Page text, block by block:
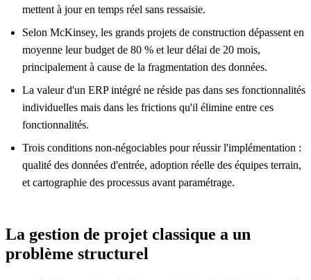
mettent à jour en temps réel sans ressaisie.
Selon McKinsey, les grands projets de construction dépassent en
moyenne leur budget de 80 % et leur délai de 20 mois,
principalement à cause de la fragmentation des données.
La valeur d'un ERP intégré ne réside pas dans ses fonctionnalités
individuelles mais dans les frictions qu'il élimine entre ces
fonctionnalités.
Trois conditions non-négociables pour réussir l'implémentation :
qualité des données d'entrée, adoption réelle des équipes terrain,
et cartographie des processus avant paramétrage.
La gestion de projet classique a un
problème structurel